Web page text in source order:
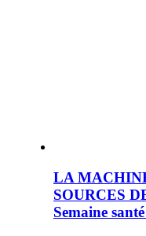
LA
SOURCES
Semaine